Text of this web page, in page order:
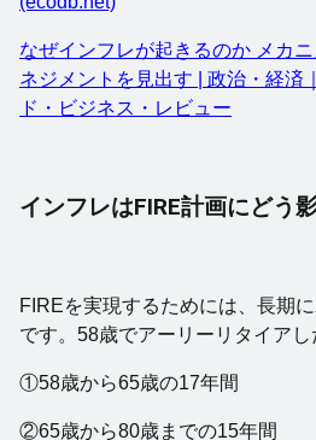
なぜインフレが起きるのか メカ
ネジメントを見出す | 政治・経済
ド・ビジネス・レビュー
インフレはFIRE計画にどう
FIREを実現するためには、長期
です。58歳でアーリーリタイアし
①58歳から65歳の17年間
②65歳から80歳までの15年間